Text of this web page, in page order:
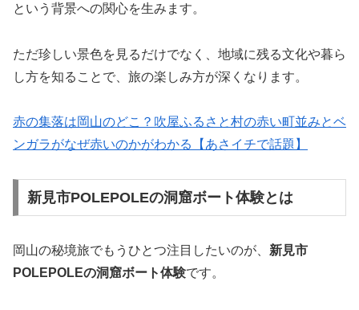
という背景への関心を生みます。
ただ珍しい景色を見るだけでなく、地域に残る文化や暮ら
し方を知ることで、旅の楽しみ方が深くなります。
赤の集落は岡山のどこ？吹屋ふるさと村の赤い町並みとベ
ンガラがなぜ赤いのかがわかる【あさイチで話題】
新見市POLEPOLEの洞窟ボート体験とは
岡山の秘境旅でもうひとつ注目したいのが、 新見市
POLEPOLEの洞窟ボート体験です。